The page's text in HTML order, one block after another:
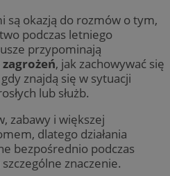
są okazją do rozmów o tym,
podczas letniego
przypominają
, jak zachowywać się
znajdą się w sytuacji
lub służb.
zabawy i większej
dlatego działania
bezpośrednio podczas
znaczenie.